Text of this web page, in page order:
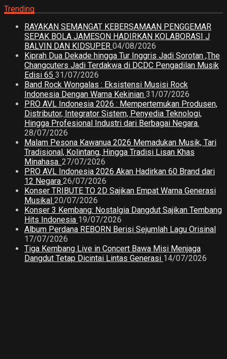
Trending
RAYAKAN SEMANGAT KEBERSAMAAN PENGGEMAR
SEPAK BOLA JAMESON HADIRKAN KOLABORASI J
BALVIN DAN KIDSUPER 04/08/2026
Kiprah Dua Dekade hingga Tur Inggris Jadi Sorotan ,The
Changcuters Jadi Terdakwa di DCDC Pengadilan Musik
Edisi 65 31/07/2026
Band Rock Wongalas : Eksistensi Musisi Rock
Indonesia Dengan Warna Kekinian 31/07/2026
PRO AVL Indonesia 2026 : Mempertemukan Produsen,
Distributor, Integrator Sistem, Penyedia Teknologi,
Hingga Profesional Industri dari Berbagai Negara.
28/07/2026
Malam Pesona Kawanua 2026 Memadukan Musik, Tari
Tradisional, Kolintang, Hingga Tradisi Lisan Khas
Minahasa. 27/07/2026
PRO AVL Indonesia 2026 Akan Hadirkan 60 Brand dari
12 Negara 26/07/2026
Konser TRIBUTE TO 2D Sajikan Empat Warna Generasi
Musikal 20/07/2026
Konser 3 Kembang: Nostalgia Dangdut Sajikan Tembang
Hits Indonesia 19/07/2026
Album Perdana REBORN Berisi Sejumlah Lagu Orisinal
17/07/2026
Tiga Kembang Live in Concert Bawa Misi Menjaga
Dangdut Tetap Dicintai Lintas Generasi 14/07/2026